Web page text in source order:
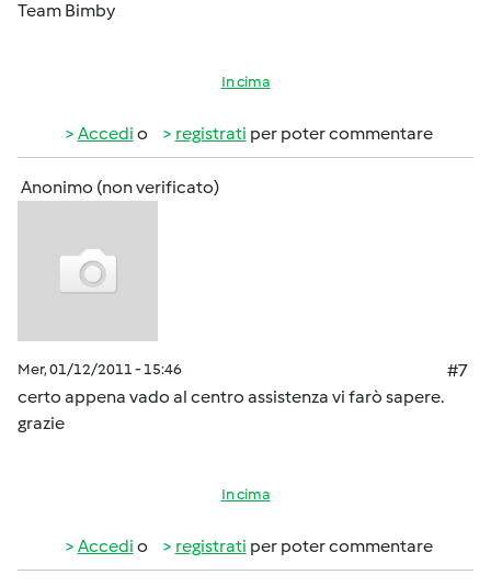
Team Bimby
In cima
Accedi o registrati per poter commentare
Anonimo (non verificato)
Mer, 01/12/2011 - 15:46
#7
certo appena vado al centro assistenza vi farò sapere.
grazie
In cima
Accedi o registrati per poter commentare